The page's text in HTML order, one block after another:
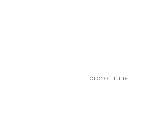
ОГОЛОШЕННЯ